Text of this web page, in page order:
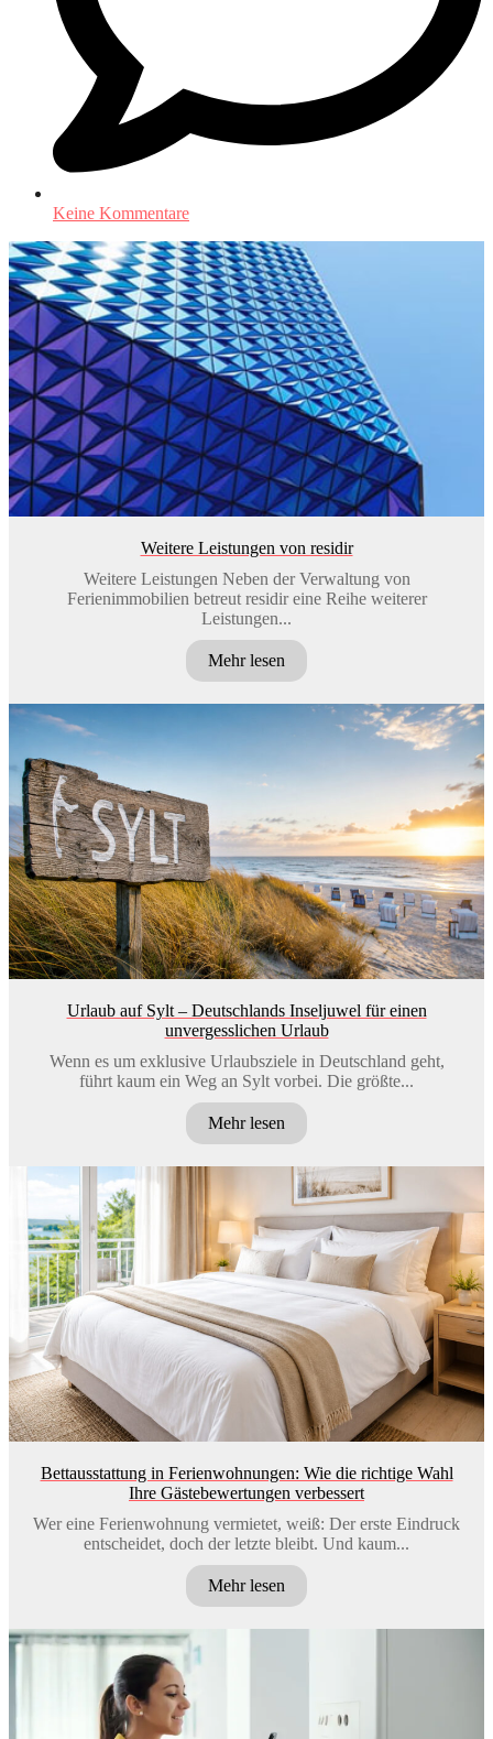
Keine Kommentare
Weitere Leistungen von residir
Weitere Leistungen Neben der Verwaltung von
Ferienimmobilien betreut residir eine Reihe weiterer
Leistungen...
Mehr lesen
Urlaub auf Sylt – Deutschlands Inseljuwel für einen
unvergesslichen Urlaub
Wenn es um exklusive Urlaubsziele in Deutschland geht,
führt kaum ein Weg an Sylt vorbei. Die größte...
Mehr lesen
Bettausstattung in Ferienwohnungen: Wie die richtige Wahl
Ihre Gästebewertungen verbessert
Wer eine Ferienwohnung vermietet, weiß: Der erste Eindruck
entscheidet, doch der letzte bleibt. Und kaum...
Mehr lesen